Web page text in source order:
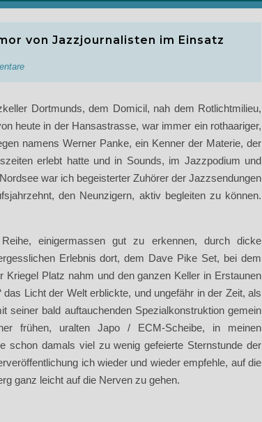
von Jazzjournalisten im Einsatz
Dortmunds, dem Domicil, nah dem Rotlichtmilieu,
heute in der Hansastrasse, war immer ein rothaariger,
namens Werner Panke, ein Kenner der Materie, der
erlebt hatte und in Sounds, im Jazzpodium und
war ich begeisterter Zuhörer der Jazzsendungen
den Neunzigern, aktiv begleiten zu können.
einigermassen gut zu erkennen, durch dicke
Erlebnis dort, dem Dave Pike Set, bei dem
Platz nahm und den ganzen Keller in Erstaunen
Licht der Welt erblickte, und ungefähr in der Zeit, als
bald auftauchenden Spezialkonstruktion gemein
frühen, uralten Japo / ECM-Scheibe, in meinen
schon damals viel zu wenig gefeierte Sternstunde der
ich wieder und wieder empfehle, auf die
ganz leicht auf die Nerven zu gehen.